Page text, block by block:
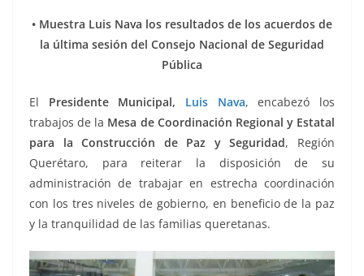
• Muestra Luis Nava los resultados de los acuerdos de
la última sesión del Consejo Nacional de Seguridad
Pública
El Presidente Municipal, Luis Nava, encabezó los
trabajos de la Mesa de Coordinación Regional y Estatal
para la Construcción de Paz y Seguridad, Región
Querétaro, para reiterar la disposición de su
administración de trabajar en estrecha coordinación
con los tres niveles de gobierno, en beneficio de la paz
y la tranquilidad de las familias queretanas.